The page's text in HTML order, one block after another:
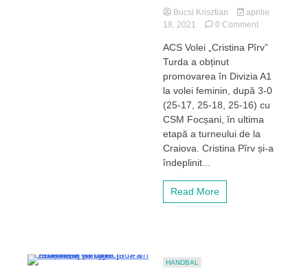
Bucsi Krisztian
aprilie
18, 2021
0 Commenton
îndeplinit!
Volei
Turda
spre
Divizia
A1
ACS Volei „Cristina Pîrv”
Turda a obținut
promovarea în Divizia A1
la volei feminin, după 3-0
(25-17, 25-18, 25-16) cu
CSM Focșani, în ultima
etapă a turneului de la
Craiova. Cristina Pîrv și-a
îndeplinit...
Read More
HANDBAL